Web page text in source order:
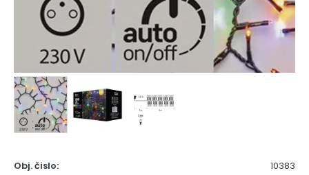
Obj. čislo:
10383